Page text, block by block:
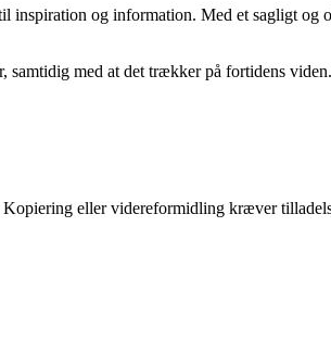
inspiration og information. Med et sagligt og
med at det trækker på fortidens
eller videreformidling kræver